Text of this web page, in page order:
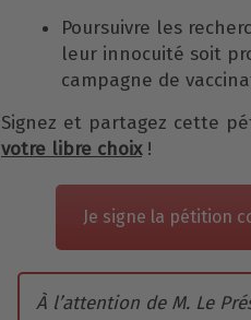
Poursuivre les
leur innocuité soit
campagne de
Signez et partagez cette
votre libre choix!
Je signe la pétition
À l’attention de M. Le